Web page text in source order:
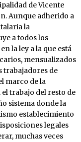
de Vicente
Aunque adherido a
la
a todos los
la ley a la que está
mensualizados
trabajadores de
marco de la
trabajo del resto de
sistema donde la
establecimiento
legales
muchas veces